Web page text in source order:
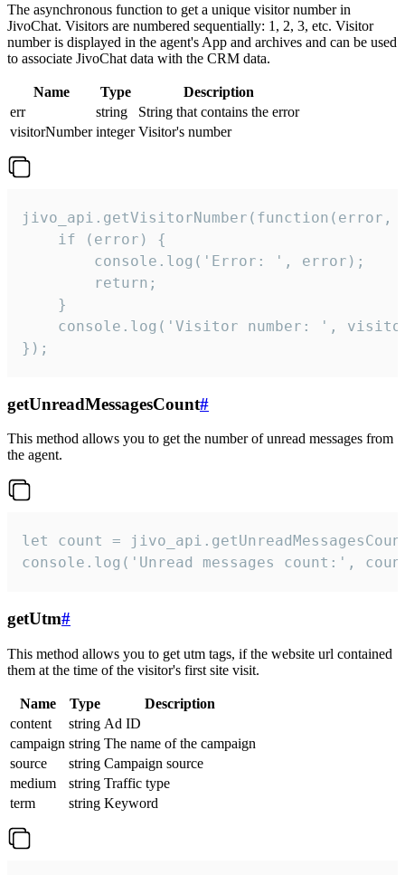
The asynchronous function to get a unique visitor number in
JivoChat. Visitors are numbered sequentially: 1, 2, 3, etc. Visitor
number is displayed in the agent's App and archives and can be used
to associate JivoChat data with the CRM data.
Name Type
Description
err
string
String that contains the error
visitorNumber integer Visitor's number
jivo_api.getVisitorNumber(function(error,
    if (error) {
        console.log('Error: ', error);
        return;
    }
console.log('Visitor number: ',
});
getUnreadMessagesCount#
This method allows you to get the number of unread messages from
the agent.
let count =
console.log('Unread messages count:',
getUtm#
This method allows you to get utm tags, if the website url contained
them at the time of the visitor's first site visit.
Name Type
Description
content
string Ad ID
campaign string The name of the campaign
source
string Campaign source
medium
string Traffic type
term
string Keyword